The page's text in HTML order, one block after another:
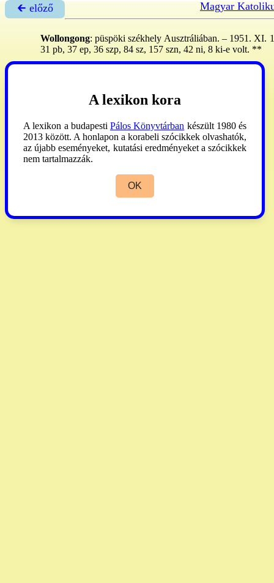
🡰 előző Magyar
Wollongong: püspöki székhely Ausztráliában. – 1951. XI.
31 pb, 37 ep, 36 szp, 84 sz, 157 szn, 42 ni, 8 ki-e volt. **
A lexikon kora
A lexikon a budapesti Pálos Könyvtárban készült 1980 és
2013 között. A honlapon a korabeli szócikkek olvashatók,
az újabb eseményeket, kutatási eredményeket a szócikkek
nem tartalmazzák.
OK